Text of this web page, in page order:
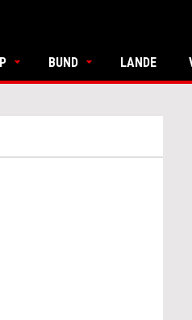
BUND LANDE